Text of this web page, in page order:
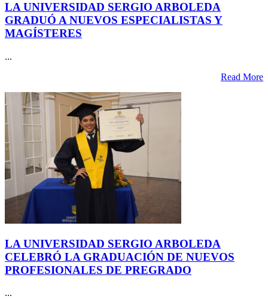
LA UNIVERSIDAD SERGIO ARBOLEDA
GRADUÓ A NUEVOS ESPECIALISTAS Y
MAGÍSTERES
...
Read More
LA UNIVERSIDAD SERGIO ARBOLEDA
CELEBRÓ LA GRADUACIÓN DE NUEVOS
PROFESIONALES DE PREGRADO
...